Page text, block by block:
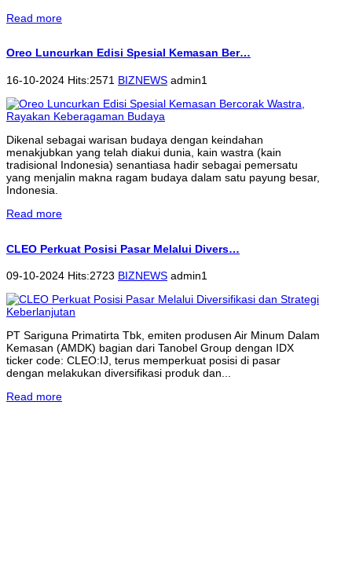
Read more
Oreo Luncurkan Edisi Spesial Kemasan Ber…
16-10-2024 Hits:2571 BIZNEWS admin1
Dikenal sebagai warisan budaya dengan keindahan
menakjubkan yang telah diakui dunia, kain wastra (kain
tradisional Indonesia) senantiasa hadir sebagai pemersatu
yang menjalin makna ragam budaya dalam satu payung besar,
Indonesia.
Read more
CLEO Perkuat Posisi Pasar Melalui Divers…
09-10-2024 Hits:2723 BIZNEWS admin1
PT Sariguna Primatirta Tbk, emiten produsen Air Minum Dalam
Kemasan (AMDK) bagian dari Tanobel Group dengan IDX
ticker code: CLEO:IJ, terus memperkuat posisi di pasar
dengan melakukan diversifikasi produk dan...
Read more